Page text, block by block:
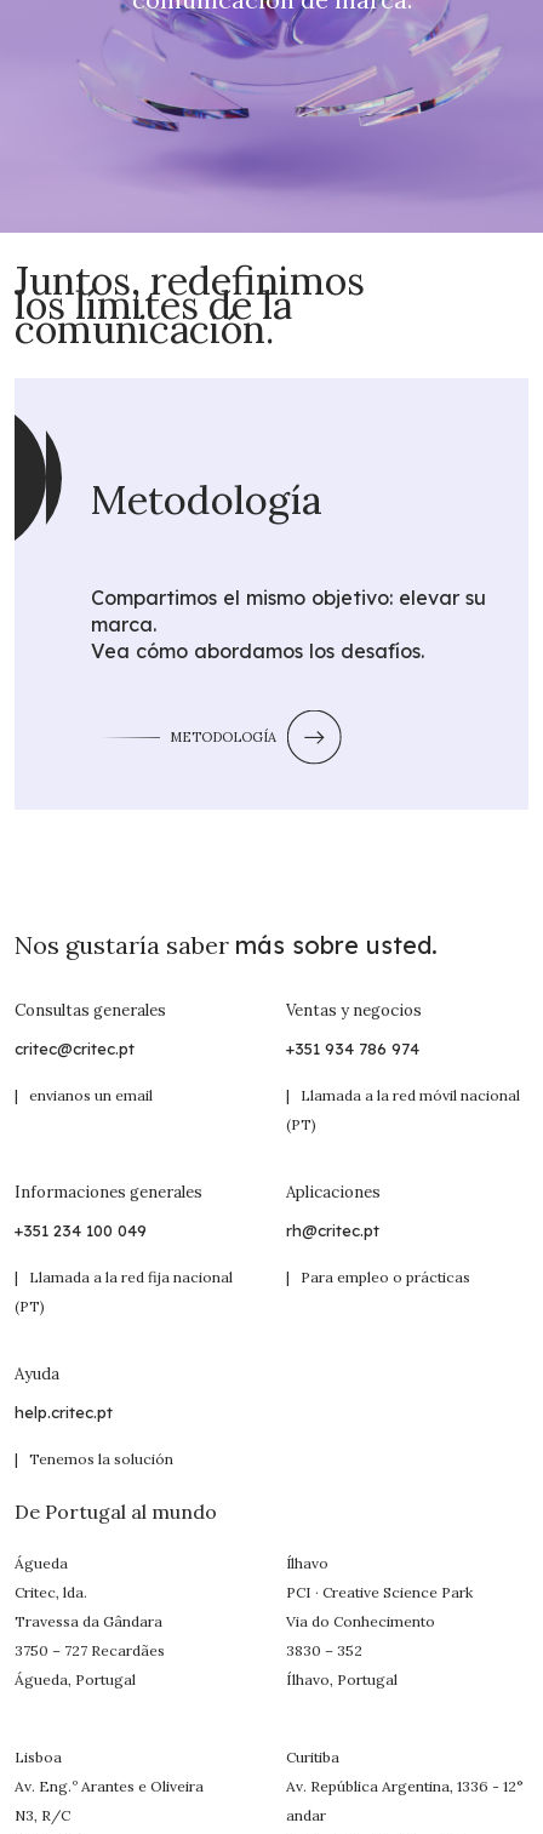
Juntos, redefinimos
los límites de la
comunicación.
Metodología
Compartimos el mismo objetivo: elevar su
marca.
Vea cómo abordamos los desafíos.
METODOLOGÍA
Nos gustaría saber más sobre usted.
Consultas generales
critec@critec.pt
| envianos un email
Ventas y negocios
+351 934 786 974
| Llamada a la red móvil nacional
(PT)
Informaciones generales
+351 234 100 049
| Llamada a la red fija nacional
(PT)
Aplicaciones
rh@critec.pt
| Para empleo o prácticas
Ayuda
help.critec.pt
| Tenemos la solución
De Portugal al mundo
Águeda
Critec, lda.
Travessa da Gândara
3750 – 727 Recardães
Águeda, Portugal
Ílhavo
PCI · Creative Science Park
Via do Conhecimento
3830 – 352
Ílhavo, Portugal
Lisboa
Av. Eng.º Arantes e Oliveira
N3, R/C
Curitiba
Av. República Argentina, 1336 - 12°
andar